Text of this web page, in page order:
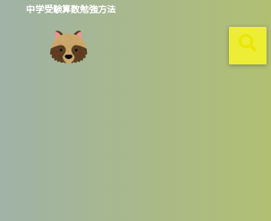
中学受験算数勉強方法